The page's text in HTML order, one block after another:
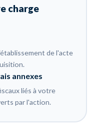
charge
de l'acte
annexes
liés à votre
par l'action.